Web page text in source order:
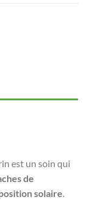
est un soin qui
de
solaire.